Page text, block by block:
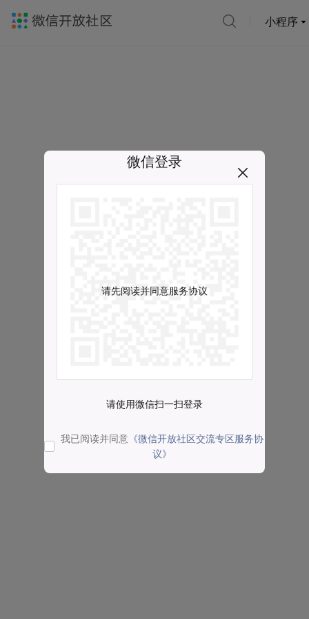
小程序
微信登录
请先阅读并同意服务协议
请使用微信扫一扫登录
我已阅读并同意 《微信开放社区交流专区服务协
议》